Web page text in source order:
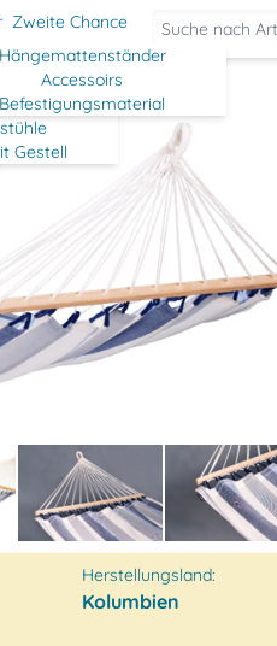
Gestell
Hängemattenständer
Accessoirs
Befestigungsmaterial
Zweite Chance
Herstellungsland:
Kolumbien